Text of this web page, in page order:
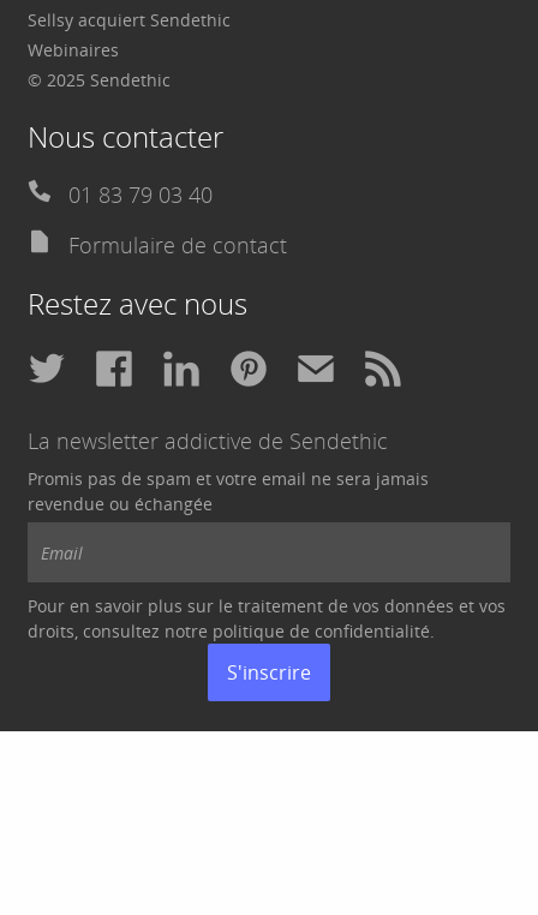
Sellsy acquiert Sendethic
Webinaires
© 2025 Sendethic
Nous contacter
01 83 79 03 40
Formulaire de contact
Restez avec nous
La newsletter addictive de Sendethic
Promis pas de spam et votre email ne sera jamais
revendue ou échangée
Pour en savoir plus sur le traitement de vos données et vos
droits, consultez notre politique de confidentialité.
S'inscrire